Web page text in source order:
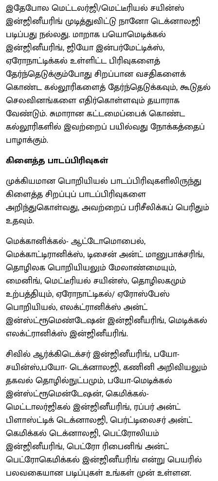
இதேபோல மெட்டலர்ஜி/மெட்டீரியல் சயின்ஸ்
இன்ஜினீயரிங் முடித்துவிட்டு நானோ டெக்னாலஜி
படிப்பது நல்லது. மாறாக பயொமெடிக்கல்
இன்ஜினீயரிங், ஜியோ இன்பர்மேட்டிக்ஸ்,
ஏரோநாட்டிக்கல் உள்ளிட்ட பிரிவுகளைத்
தேர்ந்தெடுக்கும்போது சிறப்பான வசதிகளைக்
கொண்ட கல்லூரிகளைத் தேர்ந்தெடுக்கவும், கூடுதல்
செலவினங்களை எதிர்கொள்ளவும் தயாராக
வேண்டும். சுமாரான கட்டமைப்பைக் கொண்ட
கல்லூரிகளில் இவற்றைப் பயில்வது நோக்கத்தைப்
பாழாக்கும்.
கிளைத்த பாடப்பிரிவுகள்
முக்கியமான பொறியியல் பாடப்பிரிவுகளிலிருந்து
கிளைத்த சிறப்புப் பாடப்பிரிவுகளை
அறிந்துகொள்வது, அவற்றைப் பரிசீலிக்கப் பெரிதும்
உதவும்.
மெக்கானிக்கல்- ஆட்டோமொபைல்,
மெக்காட்டிரானிக்ஸ், டிசைன் அன்ட் மானுபாக்சரிங்,
தொழிலக பொறியியலும் மேலாண்மையும்,
மைனிங், மெட்டீரியல் சயின்ஸ், தொழிலகமும்
உற்பத்தியும், ஏரோநாட்டிகல்/ ஏரோஸ்பேஸ்
பொறியியல், எலக்ட்ரானிக்ஸ் அன்ட்
இன்ஸ்ட்ரூமெண்டேஷன் இன்ஜினீயரிங், மெடிக்கல்
எலக்ட்ரானிக்ஸ் இன்ஜினீயரிங்.
சிவில் ஆர்க்கிடெக்சர் இன்ஜினீயரிங், பயோ-
சயின்ஸ்,பயோ- டெக்னாலஜி, கணினி அறிவியலும்
தகவல் தொழில்நுட்பமும், பயோ-மெடிக்கல்
இன்ஸ்ட்ரூமென்டேஷன், கெமிக்கல்-
மெட்டாலர்ஜிகல் இன்ஜினீயரிங், ரப்பர் அன்ட்
பிளாஸ்ட்டிக் டெக்னாலஜி, பெர்ட்டிலைசர் அன்ட்
கெமிக்கல் டெக்னாலஜி, பெட்ரோலியம்
இன்ஜினீயரிங், பெட்ரோ ரிபைனிங் அன்ட்
பெட்ரோகெமிக்கல் இன்ஜினீயரிங் என்று பெயரில்
பலவகையான படிப்புகள் உங்கள் முன் உள்ளன.